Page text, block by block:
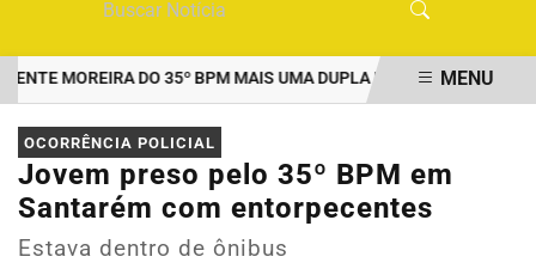
MOREIRA DO 35º BPM MAIS UMA DUPLA PRESA POR TRÁFICO
EM ALTA
MENU
OCORRÊNCIA POLICIAL
Jovem preso pelo 35º BPM em
Santarém com entorpecentes
Estava dentro de ônibus